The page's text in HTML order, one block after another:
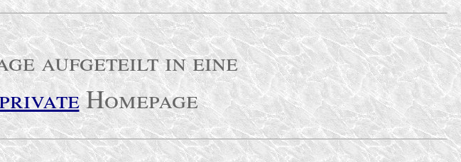
aufgeteilt in eine
Homepage